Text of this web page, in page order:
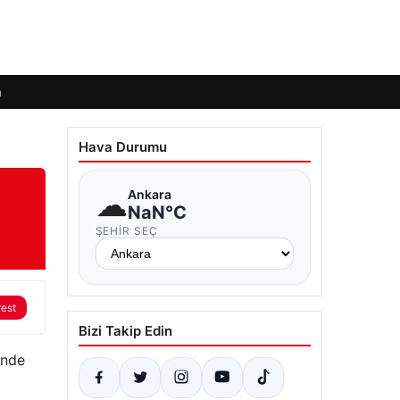
Hava Durumu
☁Ankara
NaN°C
ŞEHIR SEÇ
Bizi Takip Edin